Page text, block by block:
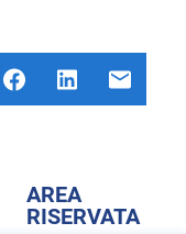
AREA
RISERVATA